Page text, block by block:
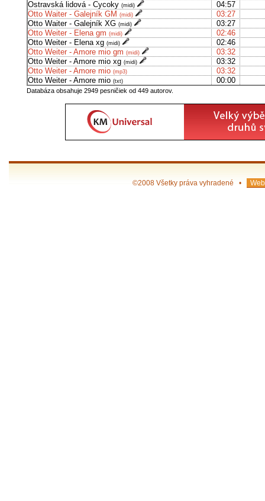
Ostravská lidová - Cycoky (midi)
04:57
Otto Waiter - Galejník GM (midi)
03:27
Otto Waiter - Galejník XG (midi)
03:27
Otto Weiter - Elena gm (midi)
02:46
Otto Weiter - Elena xg (midi)
02:46
Otto Weiter - Amore mio gm (midi)
03:32
Otto Weiter - Amore mio xg (midi)
03:32
Otto Weiter - Amore mio (mp3)
03:32
Otto Weiter - Amore mio (txt) 00:00
Databáza obsahuje 2949 pesničiek od 449 autorov.
©2008 Všetky práva vyhradené •